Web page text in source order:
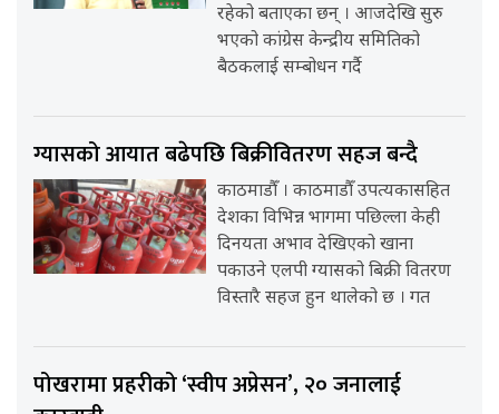
रहेको बताएका छन् । आजदेखि सुरु
भएको कांग्रेस केन्द्रीय समितिको
बैठकलाई सम्बोधन गर्दै
ग्यासको आयात बढेपछि बिक्रीवितरण सहज बन्दै
काठमाडौँ । काठमाडौँ उपत्यकासहित
देशका विभिन्न भागमा पछिल्ला केही
दिनयता अभाव देखिएको खाना
पकाउने एलपी ग्यासको बिक्री वितरण
विस्तारै सहज हुन थालेको छ । गत
पोखरामा प्रहरीको ‘स्वीप अप्रेसन’, २० जनालाई